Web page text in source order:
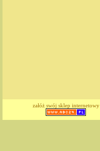
załóż swój sklep internetowy